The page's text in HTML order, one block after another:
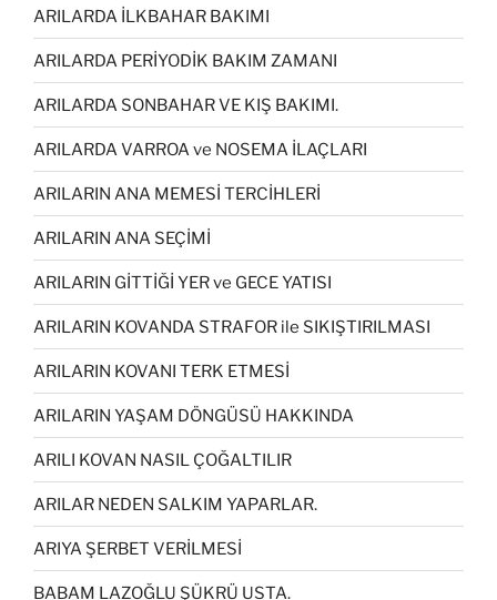
ARILARDA İLKBAHAR BAKIMI
ARILARDA PERİYODİK BAKIM ZAMANI
ARILARDA SONBAHAR VE KIŞ BAKIMI.
ARILARDA VARROA ve NOSEMA İLAÇLARI
ARILARIN ANA MEMESİ TERCİHLERİ
ARILARIN ANA SEÇİMİ
ARILARIN GİTTİĞİ YER ve GECE YATISI
ARILARIN KOVANDA STRAFOR ile SIKIŞTIRILMASI
ARILARIN KOVANI TERK ETMESİ
ARILARIN YAŞAM DÖNGÜSÜ HAKKINDA
ARILI KOVAN NASIL ÇOĞALTILIR
ARILAR NEDEN SALKIM YAPARLAR.
ARIYA ŞERBET VERİLMESİ
BABAM LAZOĞLU ŞÜKRÜ USTA.